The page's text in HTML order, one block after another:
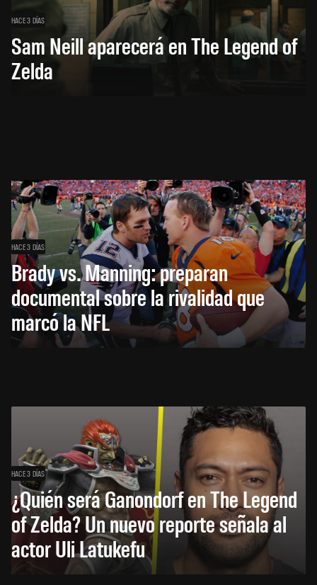
HACE 3 DÍAS
Sam Neill aparecerá en The Legend of
Zelda
HACE 3 DÍAS
Brady vs. Manning: preparan
documental sobre la rivalidad que
marcó la NFL
HACE 3 DÍAS
¿Quién será Ganondorf en The Legend
of Zelda? Un nuevo reporte señala al
actor Uli Latukefu